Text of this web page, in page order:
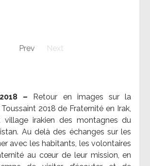
Prev Next
–
Retour en images sur la
2018 de Fraternité en Irak,
irakien des montagnes du
Au delà des échanges sur les
avec les habitants, les volontaires
au cœur de leur mission, en